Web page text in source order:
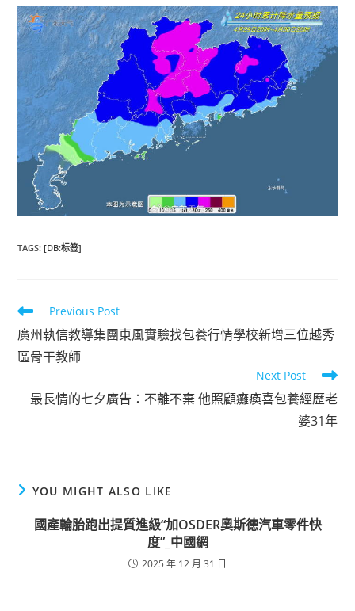
TAGS:[DB:标签]
Read
more
articles
Previous Post
廣州執信教導集團東風實驗找包養行情學校新增三位越秀
區骨干教師
Next Post
最長情的七夕廣告：不離不棄 他照顧癱瘓喜包養經歷老
婆31年
YOU MIGHT ALSO LIKE
國產輪胎跑出提質進級“加OSDER奧斯德汽車零件快
度”_中國網
2025 年 12 月 31 日